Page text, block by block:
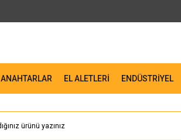
ANAHTARLAR EL ALETLERİ ENDÜSTRİYEL